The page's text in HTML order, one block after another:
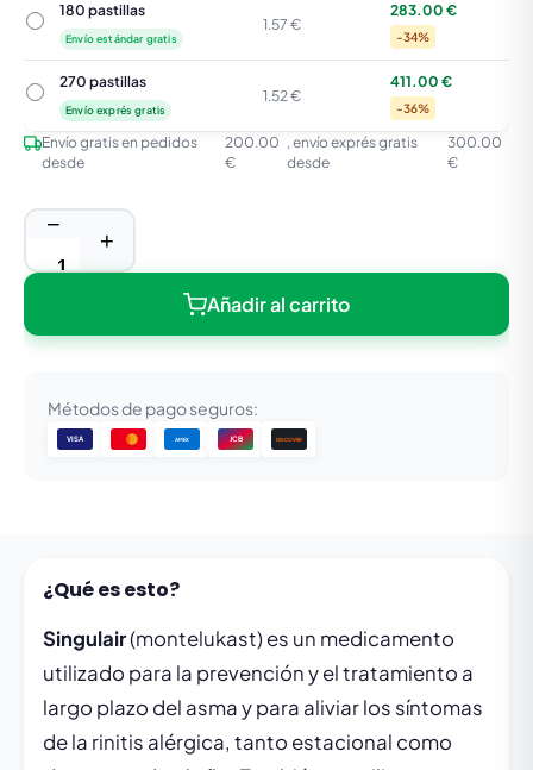
180 pastillas
180 pastillas
Envío estándar gratis
1.57 €
283.00 €
-34%
270 pastillas
270 pastillas
Envío exprés gratis
1.52 €
411.00 €
-36%
Envío gratis en pedidos
desde
200.00
€
, envío exprés gratis
desde
300.00
€
−
+
Añadir al carrito
Métodos de pago seguros:
VISA AMEX JCB DISCOVER
¿Qué es esto?
Singulair(montelukast) es un medicamento
utilizado para la prevención y el tratamiento a
largo plazo del asma y para aliviar los síntomas
de la rinitis alérgica, tanto estacional como